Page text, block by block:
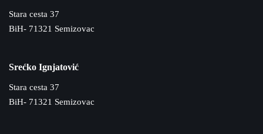
Stara cesta 37
BiH- 71321 Semizovac
Srećko Ignjatović
Stara cesta 37
BiH- 71321 Semizovac